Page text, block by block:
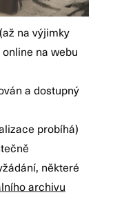
na výjimky
na webu
a dostupný
probíhá)
některé
archivu